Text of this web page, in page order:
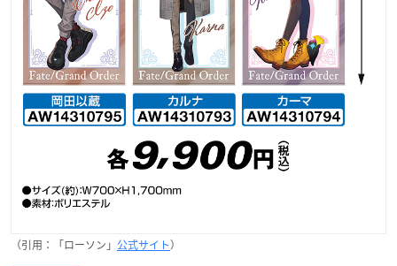
（引用：「ローソン」 公式サイト）